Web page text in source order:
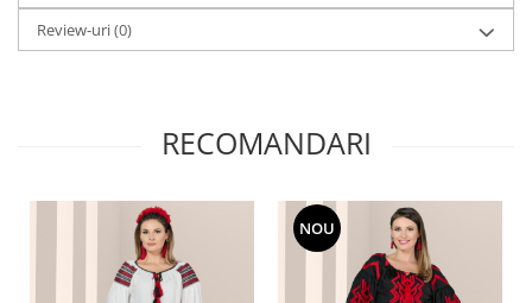
Review-uri(0)
RECOMANDARI
NOU